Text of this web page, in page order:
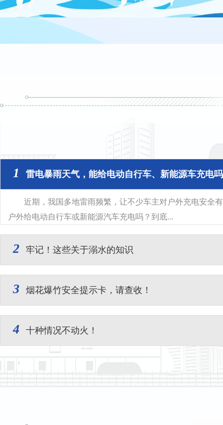
1 雷电暴雨天气，能给电动自行车、新能源车充电
近期，我国多地雷雨频繁，让不少车主对户外充电安全有
户外给电动自行车或新能源汽车充电吗？到底...
2 牢记！这些关于溺水的知识
3 烟花爆竹安全提示卡，请查收！
4 十种情况不动火！